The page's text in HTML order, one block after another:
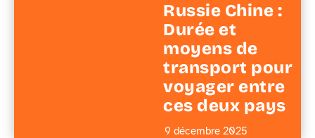
Russie Chine :
Durée et
moyens de
transport pour
voyager entre
ces deux pays
9 décembre 2025